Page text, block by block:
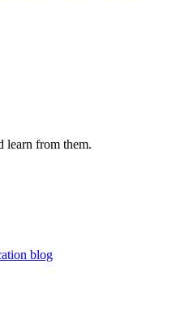
learn from them.
blog